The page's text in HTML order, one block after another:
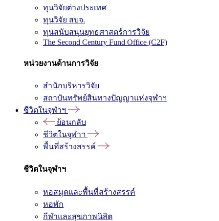
ทุนวิจัยต่างประเทศ
ทุนวิจัย สบจ.
ทุนสนับสนุนยุทธศาสตร์การวิจัย
The Second Century Fund Office (C2F)
หน่วยงานด้านการวิจัย
สำนักบริหารวิจัย
สถาบันทรัพย์สินทางปัญญาแห่งจุฬาฯ
ชีวิตในจุฬาฯ
ย้อนกลับ
ชีวิตในจุฬาฯ
พื้นที่สร้างสรรค์
ชีวิตในจุฬาฯ
หอสมุดและพื้นที่สร้างสรรค์
หอพัก
กีฬาและสุขภาพนิสิต